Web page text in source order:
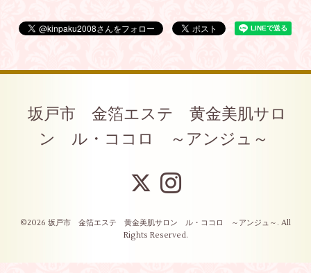
坂戸市 金箔エステ 黄金美肌サロ
ン ル・ココロ ～アンジュ～
©2026 坂戸市 金箔エステ 黄金美肌サロン ル・ココロ ～アンジュ～ . All
Rights Reserved.